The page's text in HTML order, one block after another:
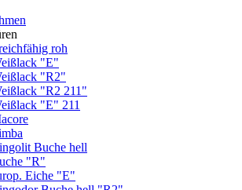
roh
"E"
"R2"
"R2 211"
"E" 211
Buche hell
"R"
Eiche "E"